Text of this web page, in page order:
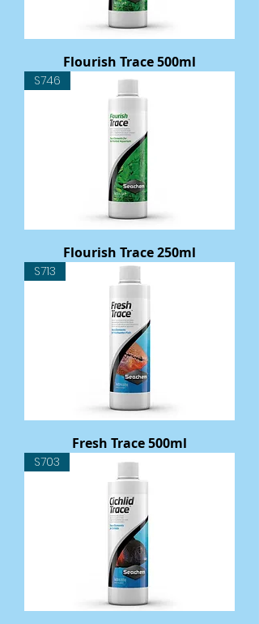
Flourish Trace 500ml
S746
Flourish Trace 250ml
S713
Fresh Trace 500ml
S703